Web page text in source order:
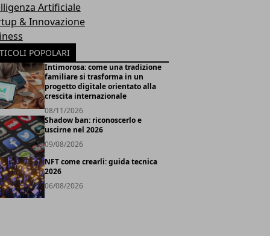
Artificiale
& Innovazione
POPOLARI
Intimorosa: come una tradizione
familiare si trasforma in un
progetto digitale orientato alla
crescita internazionale
08/11/2026
Shadow ban: riconoscerlo e
uscirne nel 2026
09/08/2026
NFT come crearli: guida tecnica
2026
06/08/2026